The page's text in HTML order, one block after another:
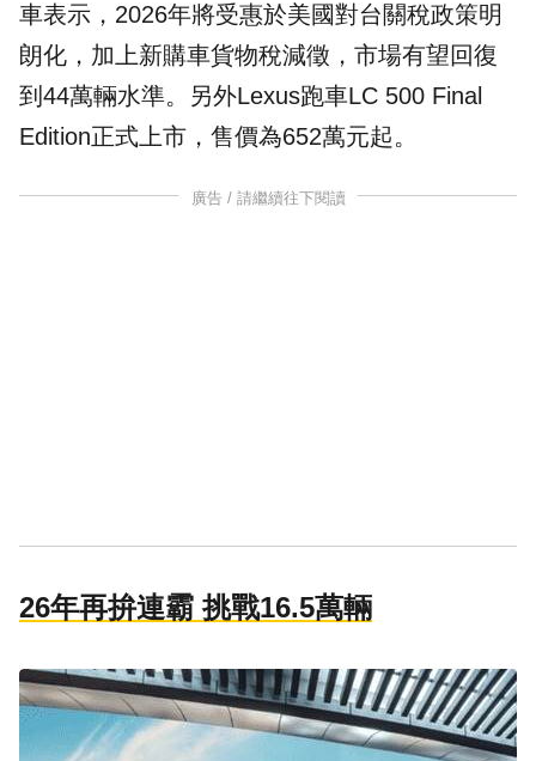
車表示，2026年將受惠於美國對台關稅政策明
朗化，加上新購車貨物稅減徵，市場有望回復
到44萬輛水準。另外Lexus跑車LC 500 Final
Edition正式上市，售價為652萬元起。
廣告 / 請繼續往下閱讀
26年再拚連霸 挑戰16.5萬輛